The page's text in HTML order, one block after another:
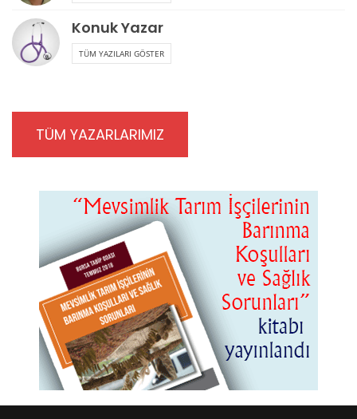
Konuk Yazar
TÜM YAZILARI GÖSTER
TÜM YAZARLARIMIZ